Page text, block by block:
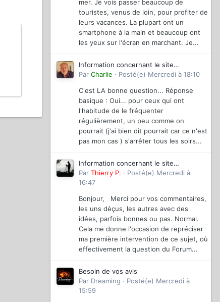
mer. Je vois passer beaucoup de
touristes, venus de loin, pour profiter de
leurs vacances. La plupart ont un
smartphone à la main et beaucoup ont
les yeux sur l'écran en marchant. Je...
Information concernant le site
magazinevideo
Par Charlie · Posté(e) Mercredi à 18:10
C'est LA bonne question... Réponse
basique : Oui... pour ceux qui ont
l'habitude de le fréquenter
régulièrement, un peu comme on
pourrait (j'ai bien dit pourrait car ce n'est
pas mon cas ) s'arrêter tous les soirs...
Information concernant le site
magazinevideo
Par Thierry P. · Posté(e) Mercredi à
16:47
Bonjour, Merci pour vos commentaires,
les uns déçus, les autres avec des
idées, parfois bonnes ou pas. Normal.
Cela me donne l'occasion de repréciser
ma première intervention de ce sujet, où
effectivement la question du Forum...
Besoin de vos avis
Par Dreaming · Posté(e) Mercredi à
15:59